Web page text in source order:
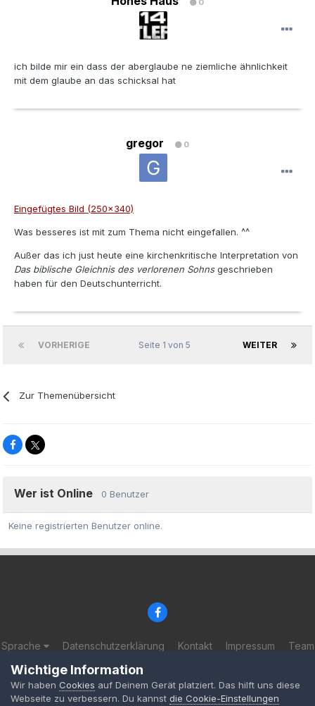
0
ich bilde mir ein dass der aberglaube ne ziemliche ähnlichkeit
mit dem glaube an das schicksal hat
gregor 0
Eingefügtes Bild (250x340)
Was besseres ist mit zum Thema nicht eingefallen. ^^
Außer das ich just heute eine kirchenkritische Interpretation von
Das biblische Gleichnis des verlorenen Sohnsgeschrieben
haben für den Deutschunterricht.
VORHERIGE WEITER
Seite 1 von 5
Zur Themenübersicht
Wer ist Online 0 Benutzer
Keine registrierten Benutzer online.
Sprache Datenschutzerklärung Kontakt Impressum Team
© 2002-2025 BF-Games.net
Powered by Invision Community
Wichtige Information
Wir haben Cookies auf Deinem Gerät platziert. Das hilft uns diese
Webseite zu verbessern. Du kannst die Cookie-Einstellungen